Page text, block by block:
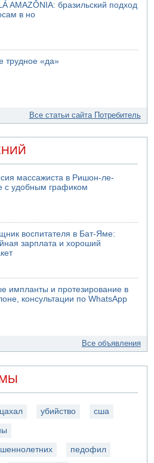
AMAZÔNIA: бразильский подход
в но
трудное «да»
Все статьи сайта Потребитель
массажиста в Ришон-ле-
с удобным графиком
воспитателя в Бат-Яме:
зарплата и хороший
импланты и протезирование в
консультации по WhatsApp
Все объявления
цахал убийство сша
педофил